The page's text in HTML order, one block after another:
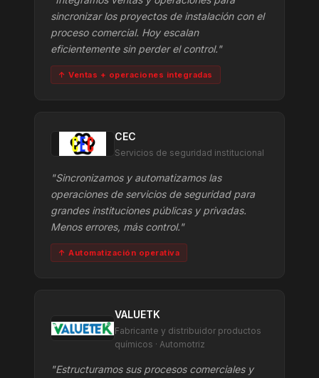
sincronizar los proyectos de instalación con el
proceso comercial. Hoy escalan
eficientemente sin perder el control."
↑ Ventas + operaciones integradas
CEC
Servicios de seguridad institucional
"Sincronizamos y automatizamos las
operaciones de servicios de seguridad para
grandes instituciones públicas y privadas.
Menos errores, más control."
↑ Automatización operativa
VALUETK
Fabricante y distribuidor productos
químicos · Automotriz
"Estructuramos sus procesos comerciales y